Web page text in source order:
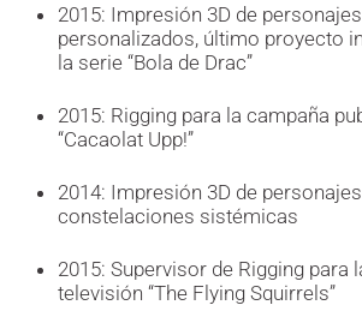
2015: Impresión 3D de
personalizados, último proyecto
la serie “Bola de Drac”
2015: Rigging para la campaña
“Cacaolat Upp!”
2014: Impresión 3D de
constelaciones sistémicas
2015: Supervisor de Rigging para
televisión “The Flying Squirrels”